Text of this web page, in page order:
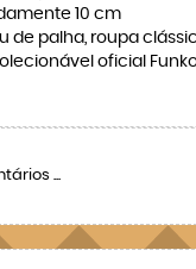
10 cm
de palha, roupa
oficial
...